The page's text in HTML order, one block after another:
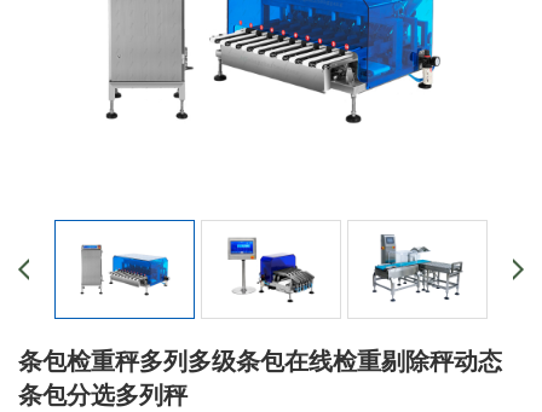
条包检重秤多列多级条包在线检重剔除秤动态
条包分选多列秤